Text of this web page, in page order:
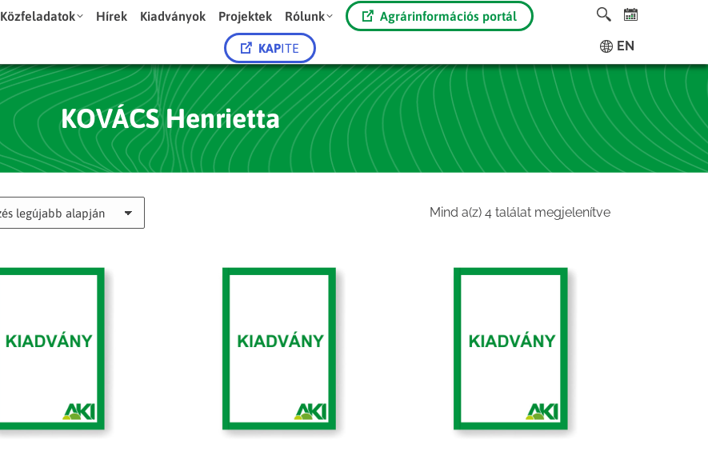
Közfeladatok Hírek Kiadványok Projektek Rólunk Agrárinformációs portál
KAPITE EN
KOVÁCS Henrietta
Mind a(z) 4 találat megjelenítveSorted